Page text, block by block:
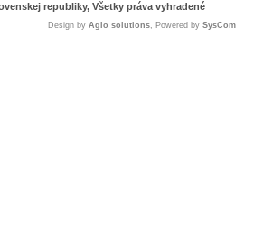
republiky, Všetky práva vyhradené
Design by Aglo solutions, Powered by SysCom